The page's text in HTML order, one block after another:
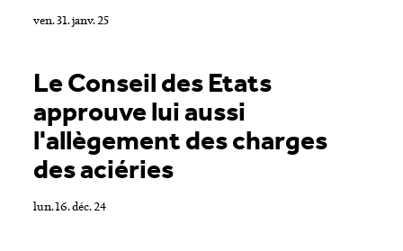
ven. 31. janv. 25
Le Conseil des Etats
approuve lui aussi
l'allègement des charges
des aciéries
lun. 16. déc. 24